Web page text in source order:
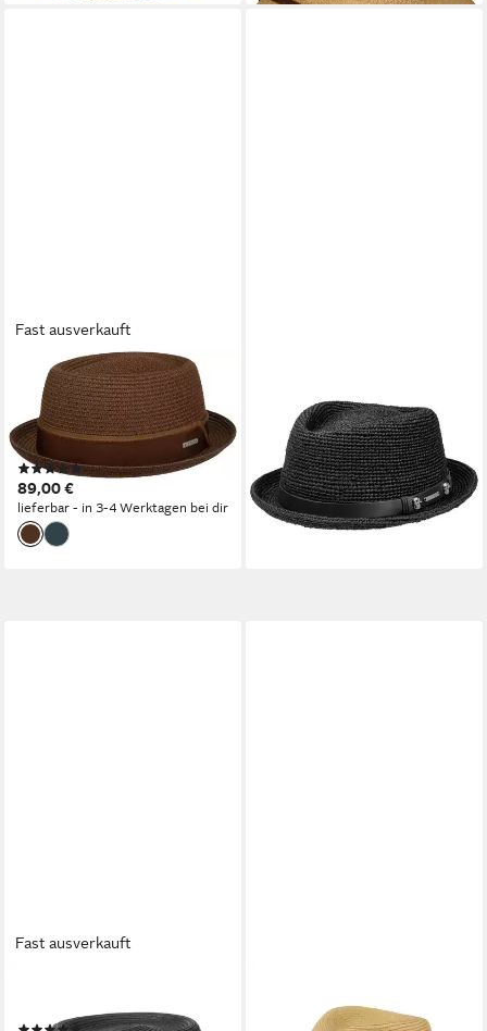
Fast ausverkauft
STETSON
Strohhut Pork Pie aus Toyo
mit breitem Band und Metall-
Logo
(1)
89,00 €
lieferbar - in 3-4 Werktagen bei dir
mit Lederband
149,00 €
lieferbar - in 3-4 Werktagen bei dir
Fast ausverkauft
Sonnenhut (1-St) Sommerhut
Sonnenhut (1-St) Sommerhut